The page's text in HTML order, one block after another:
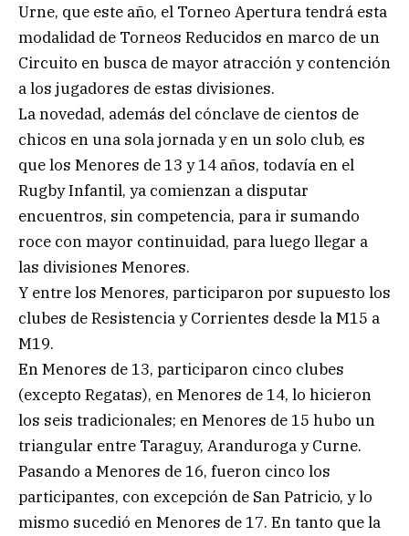
Urne, que este año, el Torneo Apertura tendrá esta
modalidad de Torneos Reducidos en marco de un
Circuito en busca de mayor atracción y contención
a los jugadores de estas divisiones.
La novedad, además del cónclave de cientos de
chicos en una sola jornada y en un solo club, es
que los Menores de 13 y 14 años, todavía en el
Rugby Infantil, ya comienzan a disputar
encuentros, sin competencia, para ir sumando
roce con mayor continuidad, para luego llegar a
las divisiones Menores.
Y entre los Menores, participaron por supuesto los
clubes de Resistencia y Corrientes desde la M15 a
M19.
En Menores de 13, participaron cinco clubes
(excepto Regatas), en Menores de 14, lo hicieron
los seis tradicionales; en Menores de 15 hubo un
triangular entre Taraguy, Aranduroga y Curne.
Pasando a Menores de 16, fueron cinco los
participantes, con excepción de San Patricio, y lo
mismo sucedió en Menores de 17. En tanto que la